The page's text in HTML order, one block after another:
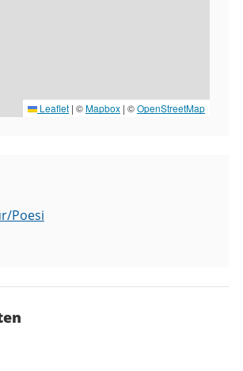
Leaflet | ©Mapbox | ©OpenStreetMap
Poesi